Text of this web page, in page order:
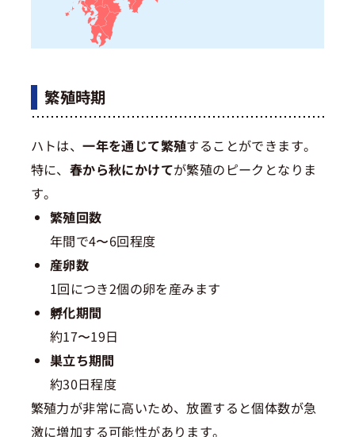
繁殖時期
ハトは、一年を通じて繁殖することができます。
特に、 春から秋にかけてが繁殖のピークとなりま
す。
繁殖回数
年間で4〜6回程度
産卵数
1回につき2個の卵を産みます
孵化期間
約17〜19日
巣立ち期間
約30日程度
繁殖力が非常に高いため、放置すると個体数が急
激に増加する可能性があります。